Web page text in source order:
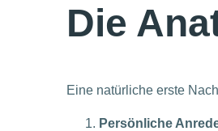
Die
Eine natürliche erste
Persönliche